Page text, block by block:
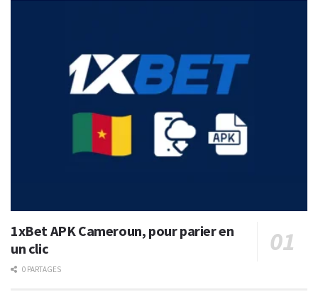
1xBet APK Cameroun, pour parier en
un clic
0 PARTAGES